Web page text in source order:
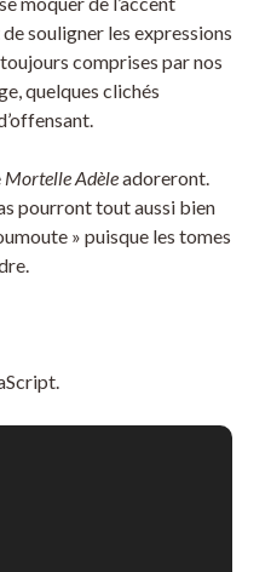
souligner les expressions
comprises par nos
quelques clichés
Mortelle Adèleadoreront.
pourront tout aussi bien
» puisque les tomes